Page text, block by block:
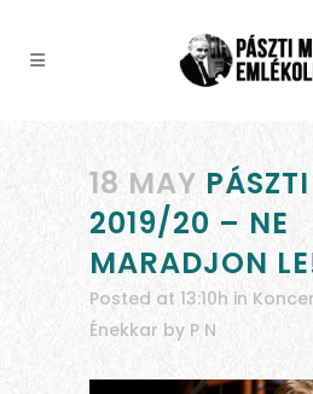
18 MAY
2019/20 – NE
MARADJON
Posted at 13:10h in
Énekkar by P N